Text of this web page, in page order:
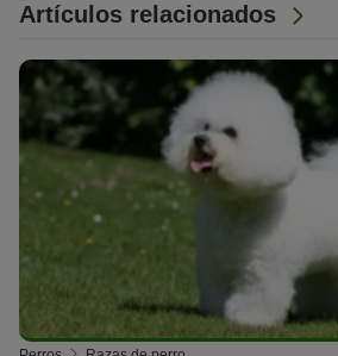
Artículos relacionados